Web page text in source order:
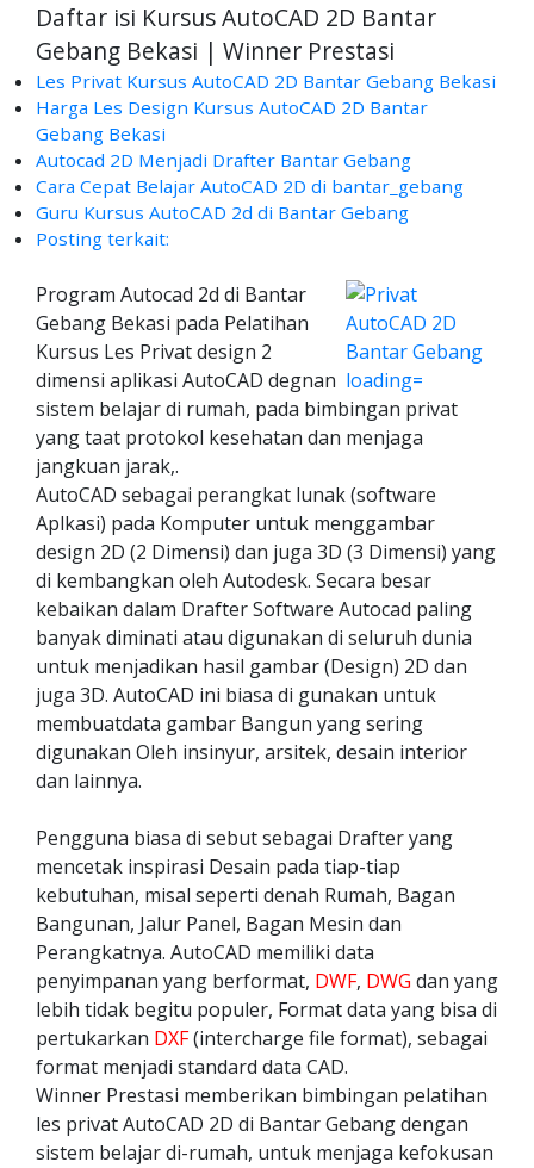
Daftar isi Kursus AutoCAD 2D Bantar
Gebang Bekasi | Winner Prestasi
Les Privat Kursus AutoCAD 2D Bantar Gebang Bekasi
Harga Les Design Kursus AutoCAD 2D Bantar
Gebang Bekasi
Autocad 2D Menjadi Drafter Bantar Gebang
Cara Cepat Belajar AutoCAD 2D di bantar_gebang
Guru Kursus AutoCAD 2d di Bantar Gebang
Posting terkait:
Program Autocad 2d di Bantar
Gebang Bekasi pada Pelatihan
Kursus Les Privat design 2
dimensi aplikasi AutoCAD degnan
sistem belajar di rumah, pada bimbingan privat
yang taat protokol kesehatan dan menjaga
jangkuan jarak,.
AutoCAD sebagai perangkat lunak (software
Aplkasi) pada Komputer untuk menggambar
design 2D (2 Dimensi) dan juga 3D (3 Dimensi) yang
di kembangkan oleh Autodesk. Secara besar
kebaikan dalam Drafter Software Autocad paling
banyak diminati atau digunakan di seluruh dunia
untuk menjadikan hasil gambar (Design) 2D dan
juga 3D. AutoCAD ini biasa di gunakan untuk
membuatdata gambar Bangun yang sering
digunakan Oleh insinyur, arsitek, desain interior
dan lainnya.
Pengguna biasa di sebut sebagai Drafter yang
mencetak inspirasi Desain pada tiap-tiap
kebutuhan, misal seperti denah Rumah, Bagan
Bangunan, Jalur Panel, Bagan Mesin dan
Perangkatnya. AutoCAD memiliki data
penyimpanan yang berformat, DWF, DWG dan yang
lebih tidak begitu populer, Format data yang bisa di
pertukarkan DXF(intercharge file format), sebagai
format menjadi standard data CAD.
Winner Prestasi memberikan bimbingan pelatihan
les privat AutoCAD 2D di Bantar Gebang dengan
sistem belajar di-rumah, untuk menjaga kefokusan